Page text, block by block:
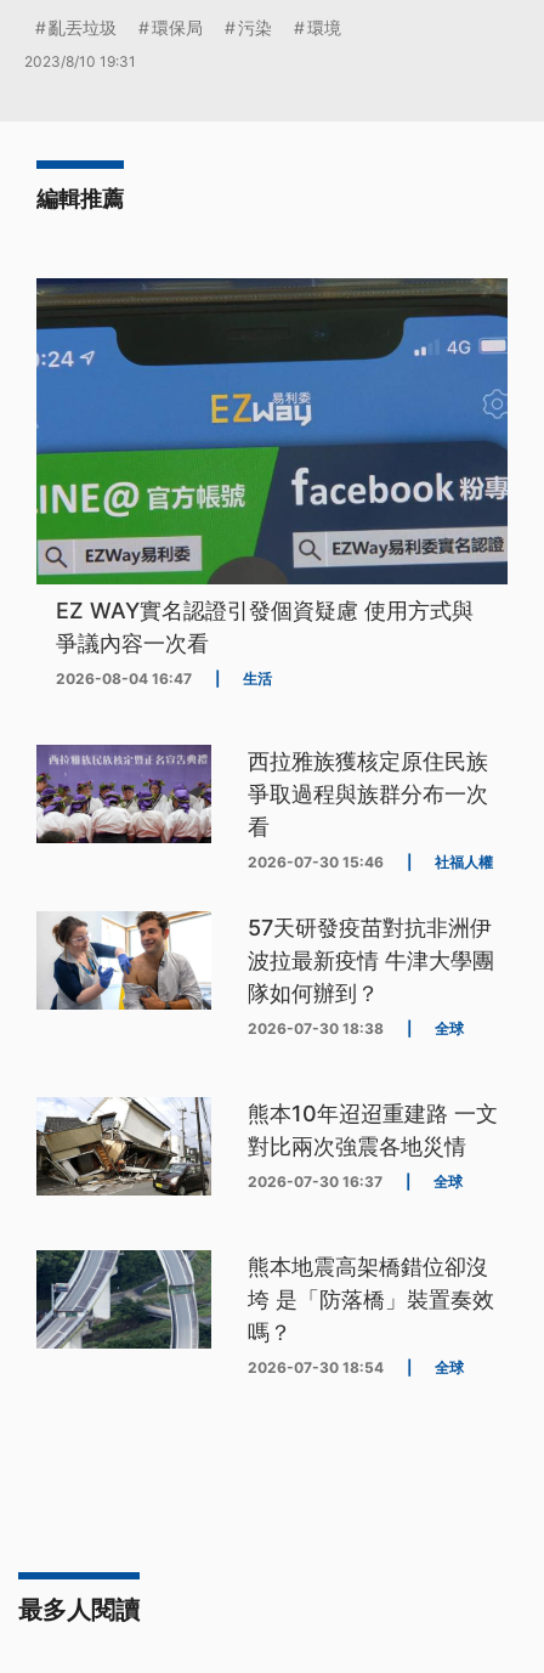
亂丟垃圾 環保局 污染 環境
2023/8/10 19:31
編輯推薦
EZ WAY實名認證引發個資疑慮 使用方式與
爭議內容一次看
2026-08-04 16:47 生活
西拉雅族獲核定原住民族
爭取過程與族群分布一次
看
2026-07-30 15:46 社福人權
57天研發疫苗對抗非洲伊
波拉最新疫情 牛津大學團
隊如何辦到？
2026-07-30 18:38 全球
熊本10年迢迢重建路 一文
對比兩次強震各地災情
2026-07-30 16:37 全球
熊本地震高架橋錯位卻沒
垮 是「防落橋」裝置奏效
嗎？
2026-07-30 18:54 全球
最多人閱讀